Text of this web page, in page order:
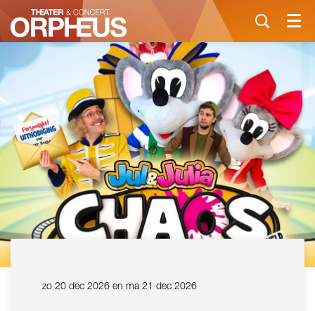
Menu
zo 20 dec 2026 en ma 21 dec 2026